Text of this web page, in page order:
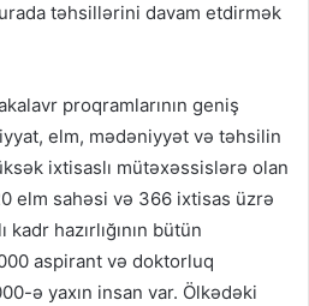
təhsillərini davam etdirmək
proqramlarının geniş
elm, mədəniyyət və təhsilin
ixtisaslı mütəxəssislərə olan
elm sahəsi və 366 ixtisas üzrə
hazırlığının bütün
aspirant və doktorluq
ə yaxın insan var. Ölkədəki